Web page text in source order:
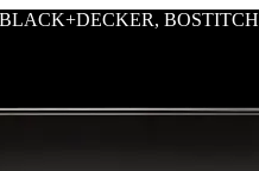
BLACK+DECKER, BOSTITCH